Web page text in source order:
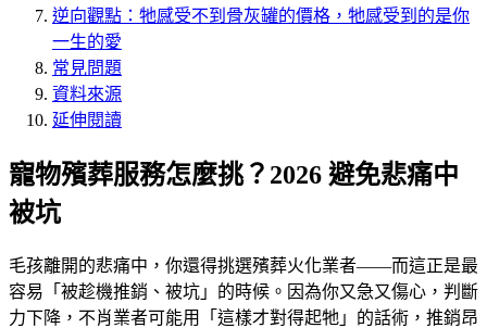
逆向觀點：牠感受不到骨灰罐的價格，牠感受到的是你
一生的愛
常見問題
資料來源
延伸閱讀
寵物殯葬服務怎麼挑？2026 避免悲痛中
被坑
毛孩離開的悲痛中，你還得挑選殯葬火化業者——而這正是最
容易「被趁機推銷、被坑」的時候。因為你又急又傷心，判斷
力下降，不肖業者可能用「這樣才對得起牠」的話術，推銷昂